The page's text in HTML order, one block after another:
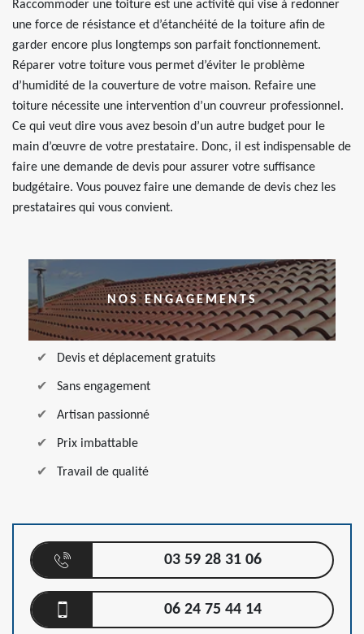
Raccommoder une toiture est une activité qui vise à redonner
une force de résistance et d’étanchéité de la toiture afin de
garder encore plus longtemps son parfait fonctionnement.
Réparer votre toiture vous permet d’éviter le problème
d’humidité de la couverture de votre maison. Refaire une
toiture nécessite une intervention d’un couvreur professionnel.
Ce qui veut dire vous avez besoin d’un autre budget pour le
main d’œuvre de votre prestataire. Donc, il est indispensable de
faire une demande de devis pour assurer votre suffisance
budgétaire. Vous pouvez faire une demande de devis chez les
prestataires qui vous convient.
NOS ENGAGEMENTS
Devis et déplacement gratuits
Sans engagement
Artisan passionné
Prix imbattable
Travail de qualité
03 59 28 31 06
06 24 75 44 14